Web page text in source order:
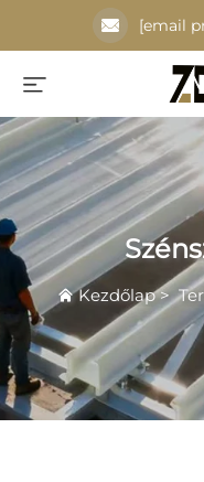
[email
Kezdőlap>